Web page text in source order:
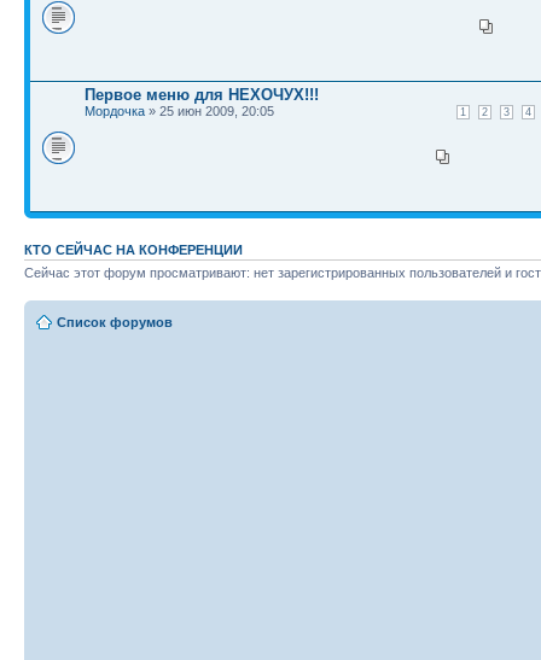
Первое меню для НЕХОЧУХ!!!
1 2 3 4
Мордочка » 25 июн 2009, 20:05
КТО СЕЙЧАС НА КОНФЕРЕНЦИИ
Сейчас этот форум просматривают: нет зарегистрированных пользователей и
Список форумов